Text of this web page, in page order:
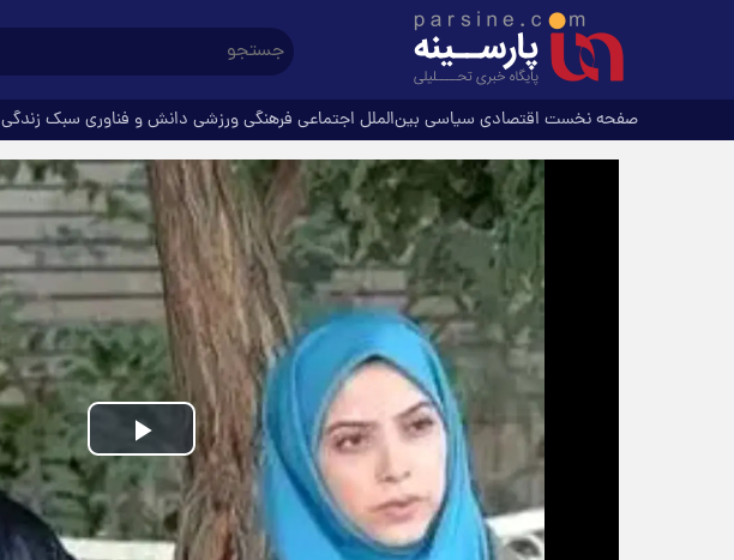
صفحه نخست اقتصادی سیاسی بین‌الملل اجتماعی فرهنگیورزشی دانش و فناوری سبک زندگی
Play
Video